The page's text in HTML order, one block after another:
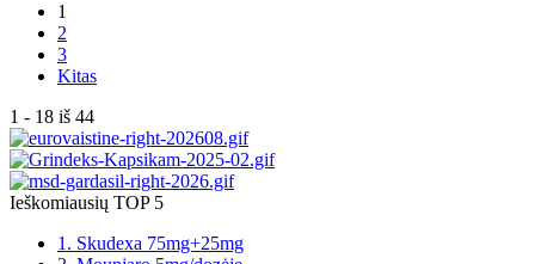
1
2
3
Kitas
1 - 18 iš 44
Ieškomiausių TOP 5
1. Skudexa 75mg+25mg